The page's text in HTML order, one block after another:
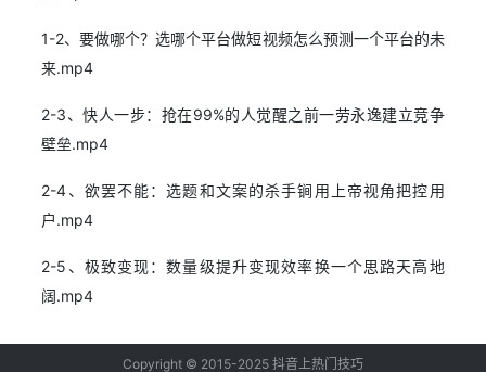
1-2、要做哪个？选哪个平台做短视频怎么预测一个平台的未
来.mp4
2-3、快人一步：抢在99%的人觉醒之前一劳永逸建立竞争
壁垒.mp4
2-4、欲罢不能：选题和文案的杀手锏用上帝视角把控用
户.mp4
2-5、极致变现：数量级提升变现效率换一个思路天高地
阔.mp4
Copyright © 2015-2025 抖音上热门技巧